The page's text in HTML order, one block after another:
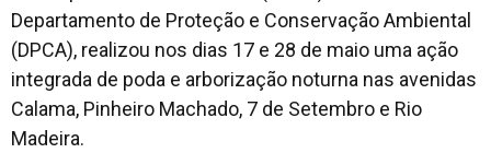
Departamento de Proteção e Conservação Ambiental
(DPCA), realizou nos dias 17 e 28 de maio uma ação
integrada de poda e arborização noturna nas avenidas
Calama, Pinheiro Machado, 7 de Setembro e Rio
Madeira.